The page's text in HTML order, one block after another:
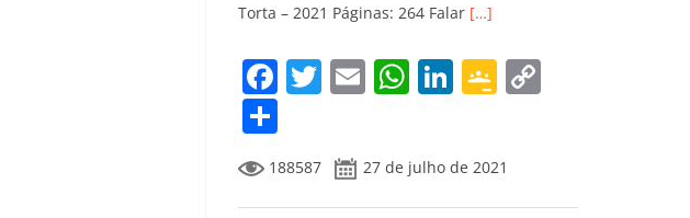
Torta – 2021 Páginas: 264 Falar […]
F
e
T
itt
er
E
l
W
s
Li
e
G
gl
o
m
188587 27 de julho de 2021